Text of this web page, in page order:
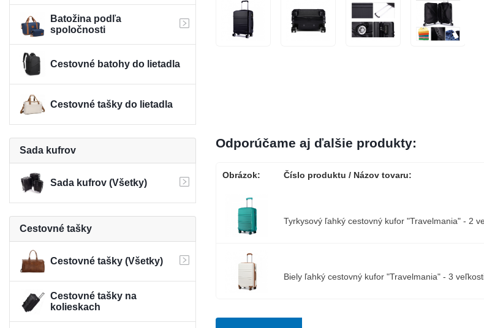
Batožina podľa
spoločnosti
Cestovné batohy do lietadla
Cestovné tašky do lietadla
Sada kufrov
Sada kufrov (Všetky)
Cestovné tašky
Cestovné tašky (Všetky)
Cestovné tašky na
kolieskach
Odporúčame aj ďalšie produkty:
Obrázok: Číslo produktu / Názov tovaru:
Tyrkysový ľahký cestovný kufor "Travelmania" - 2
Biely ľahký cestovný kufor "Travelmania" - 3